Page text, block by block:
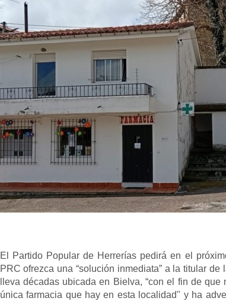
El Partido Popular de Herrerías pedirá en el
PRC ofrezca una “solución inmediata” a la titular de
lleva décadas ubicada en Bielva, “con el fin de que
única farmacia que hay en esta localidad" y ha